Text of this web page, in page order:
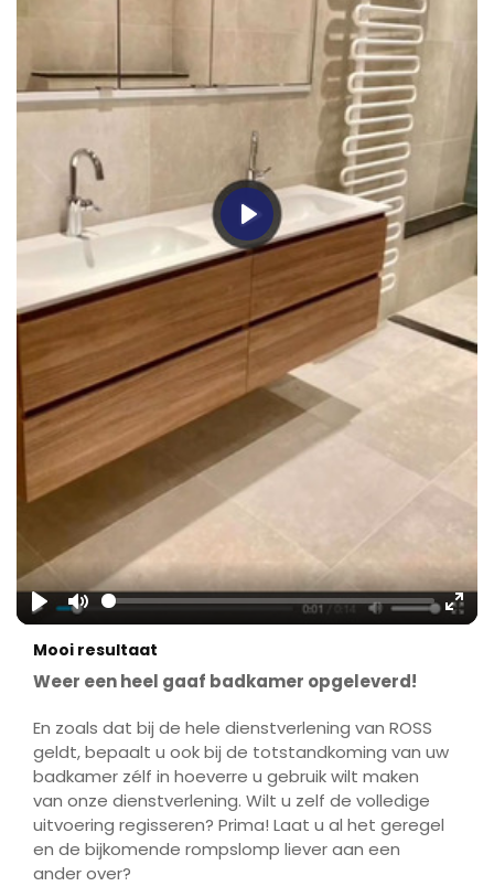
Play Mute
Play
Mooi resultaat
Weer een heel gaaf badkamer opgeleverd!
En zoals dat bij de hele dienstverlening van ROSS
geldt, bepaalt u ook bij de totstandkoming van uw
badkamer zélf in hoeverre u gebruik wilt maken
van onze dienstverlening. Wilt u zelf de volledige
uitvoering regisseren? Prima! Laat u al het geregel
en de bijkomende rompslomp liever aan een
ander over?